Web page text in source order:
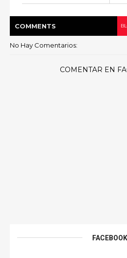
COMMENTS
No Hay Comentarios:
COMENTAR EN
FACEBOOK